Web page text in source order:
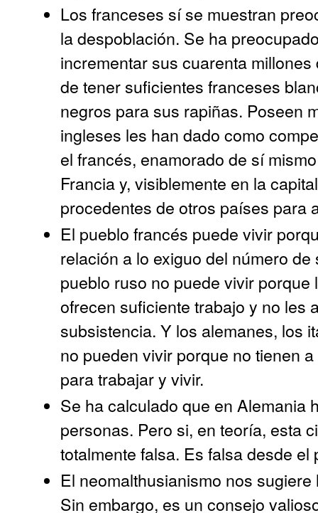
Los franceses sí se muestran
la despoblación. Se ha
incrementar sus cuarenta
de tener suficientes franceses
negros para sus rapiñas. Poseen
ingleses les han dado como
el francés, enamorado de sí
Francia y, visiblemente en la
procedentes de otros países para
El pueblo francés puede vivir
relación a lo exiguo del número
pueblo ruso no puede vivir
ofrecen suficiente trabajo y no les
subsistencia. Y los alemanes, los
no pueden vivir porque no tienen
para trabajar y vivir.
Se ha calculado que en Alemania
personas. Pero si, en teoría, esta
totalmente falsa. Es falsa desde
El neomalthusianismo nos
Sin embargo, es un consejo